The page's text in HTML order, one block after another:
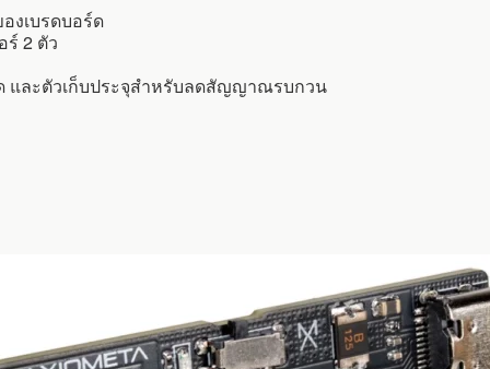
งเบรดบอร์ด
ร์ 2 ตัว
ละตัวเก็บประจุสำหรับลดสัญญาณรบกวน